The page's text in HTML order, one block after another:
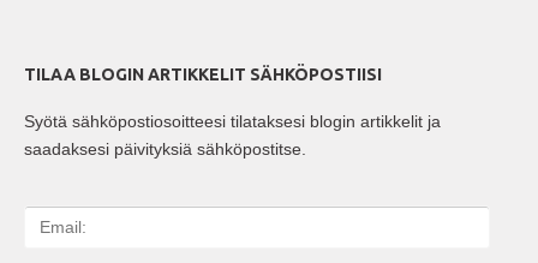
TILAA BLOGIN ARTIKKELIT SÄHKÖPOSTIISI
Syötä sähköpostiosoitteesi tilataksesi blogin artikkelit ja
saadaksesi päivityksiä sähköpostitse.